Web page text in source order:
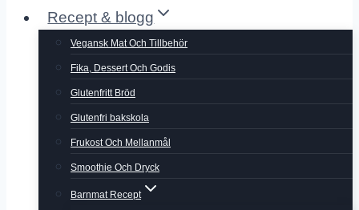
Recept & blogg
Vegansk Mat Och Tillbehör
Fika, Dessert Och Godis
Glutenfritt Bröd
Glutenfri bakskola
Frukost Och Mellanmål
Smoothie Och Dryck
Barnmat Recept